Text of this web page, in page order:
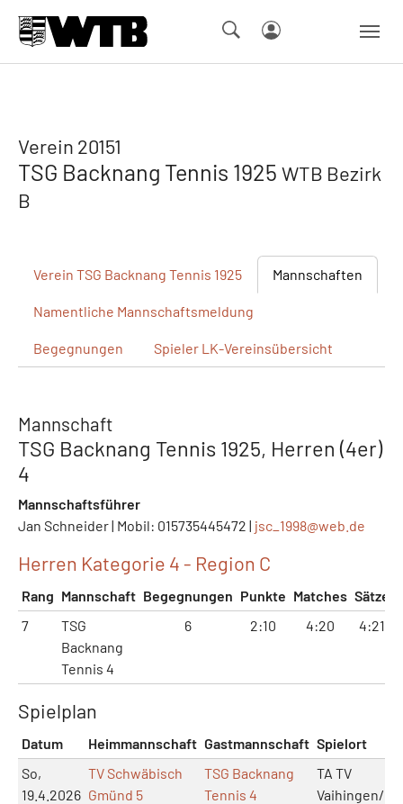
Verein 20151
TSG Backnang Tennis 1925 WTB Bezirk
B
Verein TSG Backnang Tennis 1925 Mannschaften
Namentliche Mannschaftsmeldung
Begegnungen Spieler LK-Vereinsübersicht
Mannschaft
TSG Backnang Tennis 1925, Herren (4er)
4
Mannschaftsführer
Jan Schneider | Mobil: 015735445472 | jsc_1998@web.de
Herren Kategorie 4 - Region C
Rang Mannschaft Begegnungen Punkte Matches Sätze
7
TSG
Backnang
Tennis 4
6 2:10 4:20 4:21
Spielplan
Datum Heimmannschaft Gastmannschaft Spielort
So,
19.4.2026
TV Schwäbisch
Gmünd 5
TSG Backnang
Tennis 4
TA TV
Vaihingen/